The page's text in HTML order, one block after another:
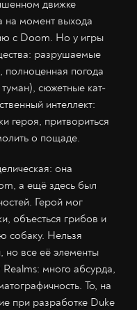
движке
на момент выхода
с Doom. Но у игры
разрушаемые
полноценная погода
сюжетные кат-
интеллект:
героя, притвориться
о пощаде.
она
а ещё здесь был
Герой мог
объесться грибов и
собаку. Нельзя
но все её элементы
много абсурда,
То, на
при разработке Duke